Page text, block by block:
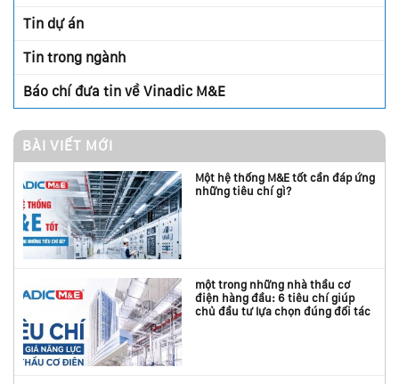
Tin dự án
Tin trong ngành
Báo chí đưa tin về Vinadic M&E
BÀI VIẾT MỚI
Một hệ thống M&E tốt cần đáp ứng
những tiêu chí gì?
một trong những nhà thầu cơ
điện hàng đầu: 6 tiêu chí giúp
chủ đầu tư lựa chọn đúng đối tác